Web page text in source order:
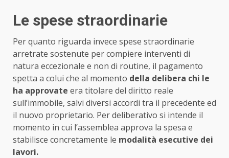
Le spese straordinarie
Per quanto riguarda invece spese straordinarie
arretrate sostenute per compiere interventi di
natura eccezionale e non di routine, il pagamento
spetta a colui che al momento della delibera chi le
ha approvate era titolare del diritto reale
sull’immobile, salvi diversi accordi tra il precedente ed
il nuovo proprietario. Per deliberativo si intende il
momento in cui l’assemblea approva la spesa e
stabilisce concretamente le modalità esecutive dei
lavori.